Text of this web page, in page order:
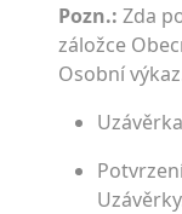
Pozn.: Zda
záložce
Osobní